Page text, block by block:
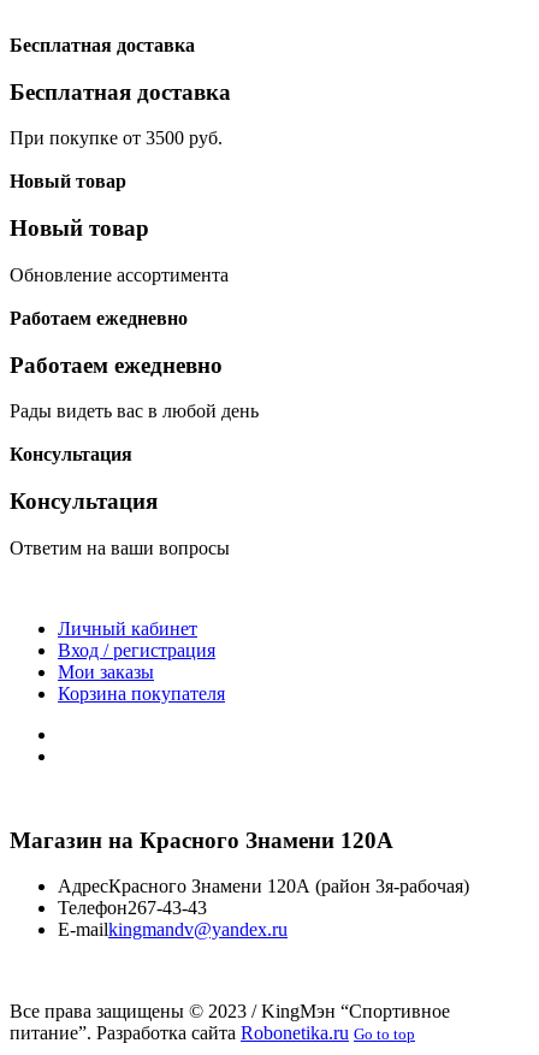
Бесплатная доставка
Бесплатная доставка
При покупке от 3500 руб.
Новый товар
Новый товар
Обновление ассортимента
Работаем ежедневно
Работаем ежедневно
Рады видеть вас в любой день
Консультация
Консультация
Ответим на ваши вопросы
Личный кабинет
Вход / регистрация
Мои заказы
Корзина покупателя
Магазин на Красного Знамени 120А
АдресКрасного Знамени 120А (район 3я-рабочая)
Телефон267-43-43
E-mailkingmandv@yandex.ru
Все права защищены © 2023 / KingМэн “Спортивное
питание”. Разработка сайта Robonetika.ru Go to top